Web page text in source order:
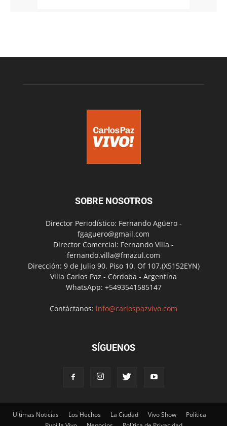
SOBRE NOSOTROS
Director Periodístico: Fernando Agüero -
fgaguero@gmail.com
Director Comercial: Fernando Villa -
fernando.villa@fmazul.com
Dirección: 9 de Julio 90. Piso 10. Of 107.(X5152EYN)
Villa Carlos Paz - Córdoba - Argentina
WhatsApp: +5493541585147
Contáctanos: info@carlospazvivo.com
SÍGUENOS
Ultimas Noticias Los Hechos La Ciudad Vivo Show
Política